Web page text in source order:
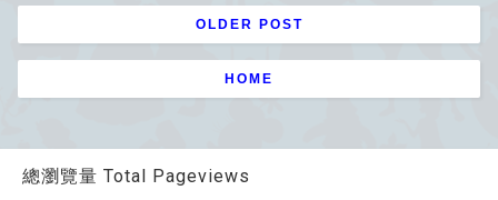
OLDER POST
HOME
總瀏覽量 Total Pageviews